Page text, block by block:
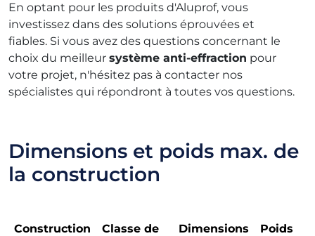
En optant pour les produits d'Aluprof, vous
investissez dans des solutions éprouvées et
fiables. Si vous avez des questions concernant le
choix du meilleur système anti-effraction pour
votre projet, n'hésitez pas à contacter nos
spécialistes qui répondront à toutes vos questions.
Dimensions et poids max. de
la construction
Construction
Classe de
Dimensions
Poids